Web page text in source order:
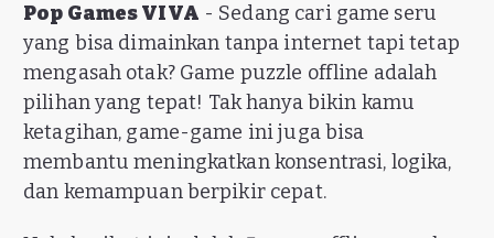
Pop Games VIVA - Sedang cari game seru
yang bisa dimainkan tanpa internet tapi tetap
mengasah otak? Game puzzle offline adalah
pilihan yang tepat! Tak hanya bikin kamu
ketagihan, game-game ini juga bisa
membantu meningkatkan konsentrasi, logika,
dan kemampuan berpikir cepat.